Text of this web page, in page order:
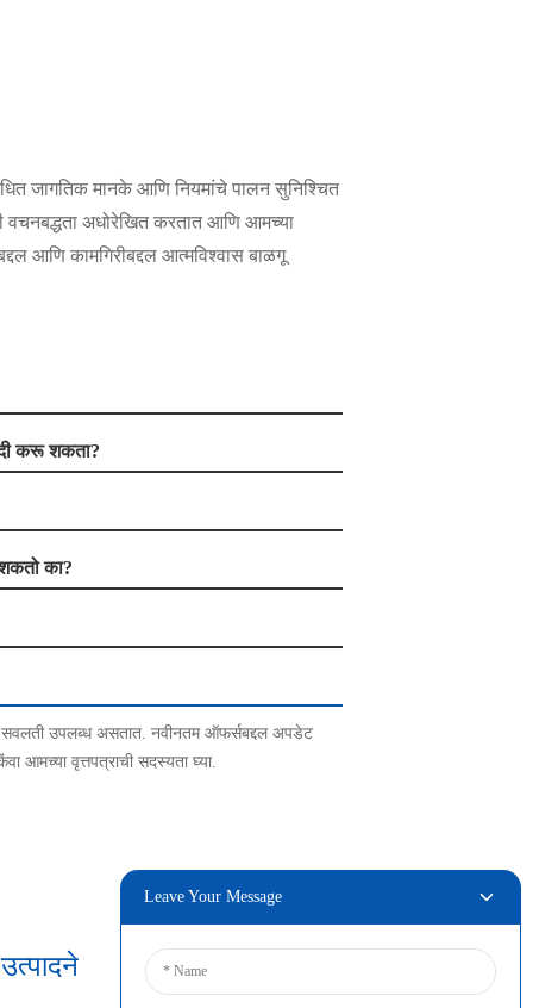
जागतिक मानके आणि नियमांचे पालन सुनिश्चित
वचनबद्धता अधोरेखित करतात आणि आमच्या
आणि कामगिरीबद्दल आत्मविश्वास बाळगू
करू शकता?
का?
उपलब्ध असतात. नवीनतम ऑफर्सबद्दल अपडेट
आमच्या वृत्तपत्राची सदस्यता घ्या.
Leave Your Message